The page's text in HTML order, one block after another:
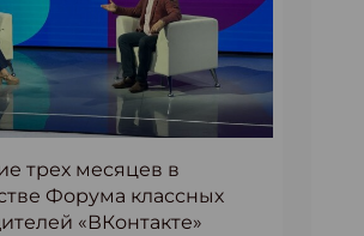
трех месяцев в
Форума классных
«ВКонтакте»